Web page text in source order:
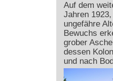
Auf dem
Jahren
ungefähre
Bewuchs
grober
dessen
und nach